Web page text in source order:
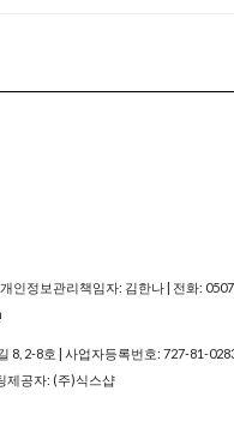
인정보관리책임자: 김한나 | 전화:
8, 2-8호 | 사업자등록번호: 727-81-
제공자: (주)식스샵